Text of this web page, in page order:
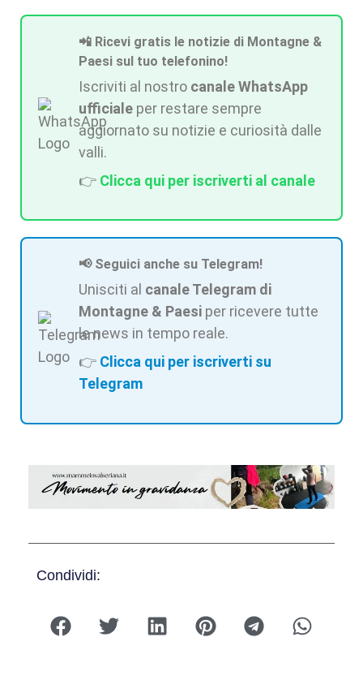
📲 Ricevi gratis le notizie di Montagne &
Paesi sul tuo telefonino!
Iscriviti al nostro canale WhatsApp
ufficiale per restare sempre
aggiornato su notizie e curiosità dalle
valli.
👉 Clicca qui per iscriverti al canale
📢 Seguici anche su Telegram!
Unisciti al canale Telegram di
Montagne & Paesi per ricevere tutte
le news in tempo reale.
👉 Clicca qui per iscriverti su
Telegram
Condividi: